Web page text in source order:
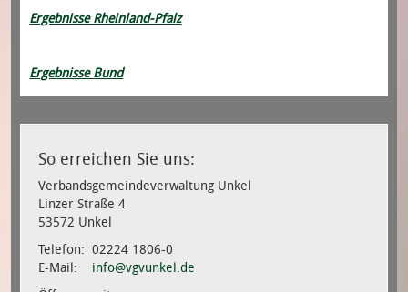
Ergebnisse Rheinland-Pfalz
Ergebnisse Bund
So erreichen Sie uns:
Verbandsgemeindeverwaltung Unkel
Linzer Straße 4
53572 Unkel
Telefon: 02224 1806-0
E-Mail: info@vgvunkel.de